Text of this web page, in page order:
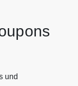
gutschein/einl
nach
Anzahl
Eine
und